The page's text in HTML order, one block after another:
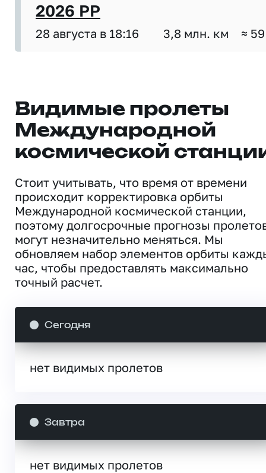
2026 PP
28 августа в 18:16 3,8 млн. км ≈
Видимые пролеты
Международной
космической
Стоит учитывать, что время от времени
происходит корректировка орбиты
Международной космической станции,
поэтому долгосрочные прогнозы
могут незначительно меняться. Мы
обновляем набор элементов орбиты
час, чтобы предоставлять максимально
точный расчет.
Сегодня
нет видимых пролетов
Завтра
нет видимых пролетов